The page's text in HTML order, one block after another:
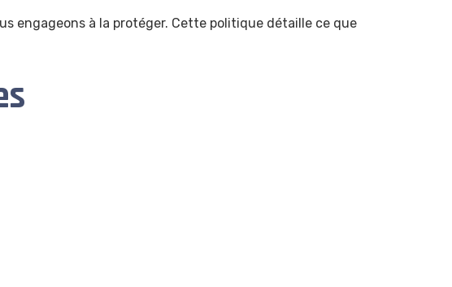
engageons à la protéger. Cette politique détaille ce que